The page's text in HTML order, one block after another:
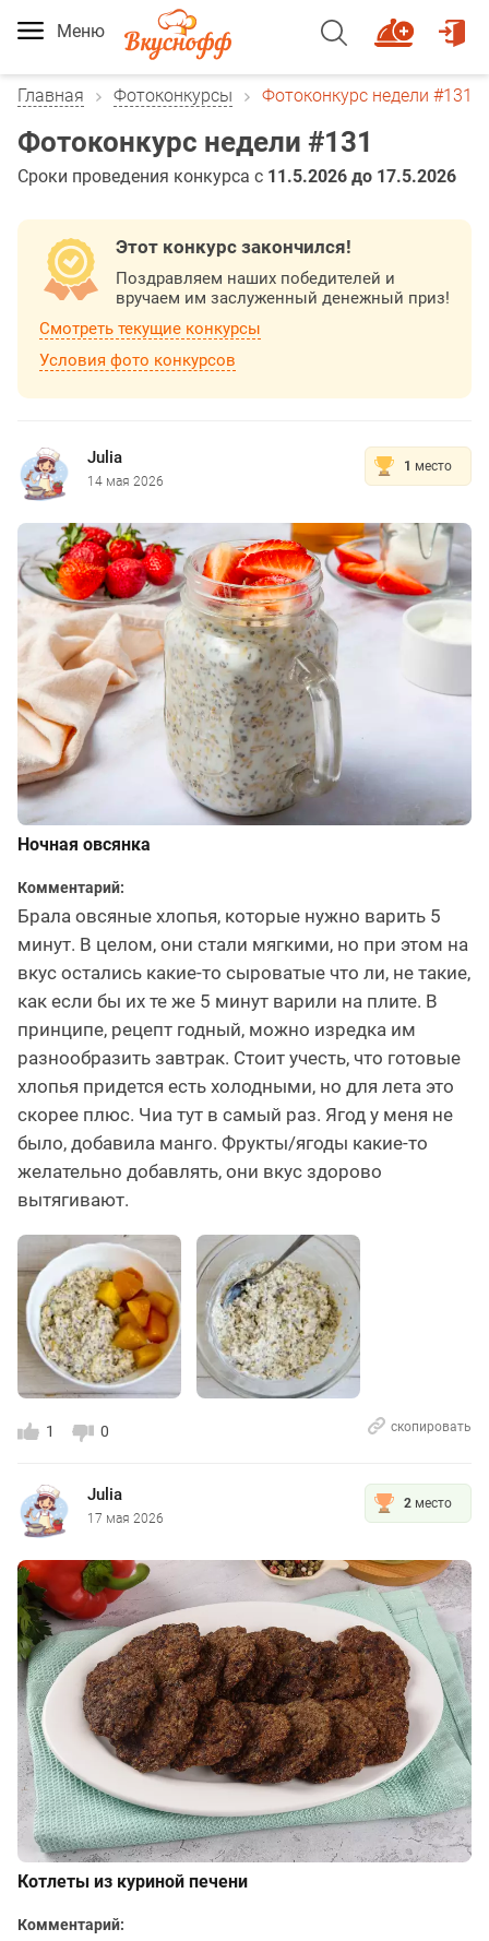
Меню
Главная Фотоконкурсы Фотоконкурс недели #131
Фотоконкурс недели #131
Сроки проведения конкурса с 11.5.2026 до 17.5.2026
Этот конкурс закончился!
Поздравляем наших победителей и
вручаем им заслуженный денежный приз!
Смотреть текущие конкурсы
Условия фото конкурсов
1 место
Julia
14 мая 2026
Ночная овсянка
Комментарий:
Брала овсяные хлопья, которые нужно варить 5
минут. В целом, они стали мягкими, но при этом на
вкус остались какие-то сыроватые что ли, не такие,
как если бы их те же 5 минут варили на плите. В
принципе, рецепт годный, можно изредка им
разнообразить завтрак. Стоит учесть, что готовые
хлопья придется есть холодными, но для лета это
скорее плюс. Чиа тут в самый раз. Ягод у меня не
было, добавила манго. Фрукты/ягоды какие-то
желательно добавлять, они вкус здорово
вытягивают.
1 0 скопировать
2 место
Julia
17 мая 2026
Котлеты из куриной печени
Комментарий: